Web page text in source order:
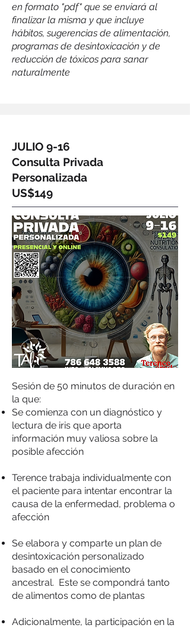
en formato "pdf" que se enviará al
finalizar la misma y que incluye
hábitos, sugerencias de alimentación,
programas de desintoxicación y de
reducción de tóxicos para sanar
naturalmente
JULIO 9-16
Consulta Privada
Personalizada
US$149
Sesión de 50 minutos de duración en
la que:
⁠Se comienza con un diagnóstico y
lectura de iris que aporta
información muy valiosa sobre la
posible afección
Terence trabaja individualmente con
el paciente para intentar encontrar la
causa de la enfermedad, problema o
afección
Se elabora y comparte un plan de
desintoxicación personalizado
basado en el conocimiento
ancestral. Este se compondrá tanto
de alimentos como de plantas
⁠Adicionalmente, la participación en la